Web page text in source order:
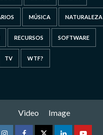
MÚSICA NATURALEZA
RECURSOS SOFTWARE
TV WTF?
Video Image